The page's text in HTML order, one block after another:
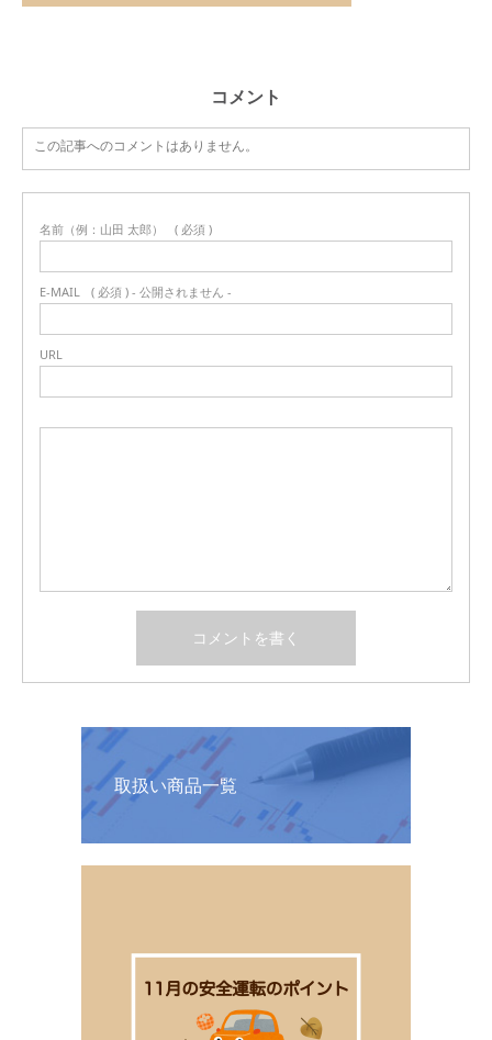
コメント
この記事へのコメントはありません。
名前（例：山田 太郎） ( 必須 )
E-MAIL ( 必須 ) - 公開されません -
URL
取扱い商品一覧